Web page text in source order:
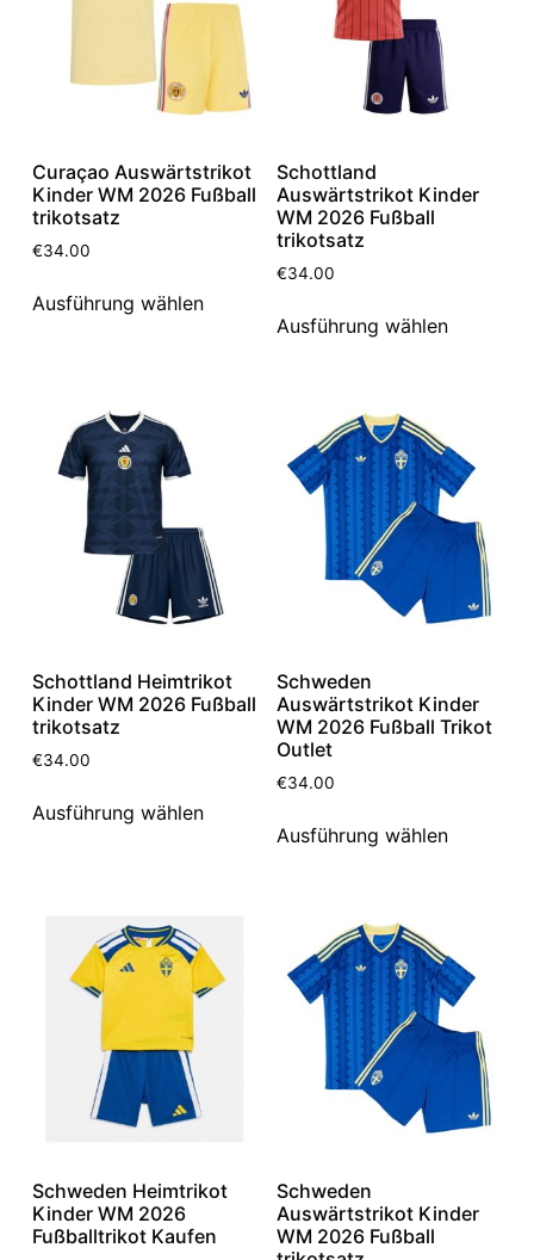
Curaçao Auswärtstrikot
Kinder WM 2026 Fußball
trikotsatz
€34.00
Ausführung wählen
Schottland
Auswärtstrikot Kinder
WM 2026 Fußball
trikotsatz
€34.00
Ausführung wählen
Schottland Heimtrikot
Kinder WM 2026 Fußball
trikotsatz
€34.00
Ausführung wählen
Schweden
Auswärtstrikot Kinder
WM 2026 Fußball Trikot
Outlet
€34.00
Ausführung wählen
Schweden Heimtrikot
Kinder WM 2026
Fußballtrikot Kaufen
Schweden
Auswärtstrikot Kinder
WM 2026 Fußball